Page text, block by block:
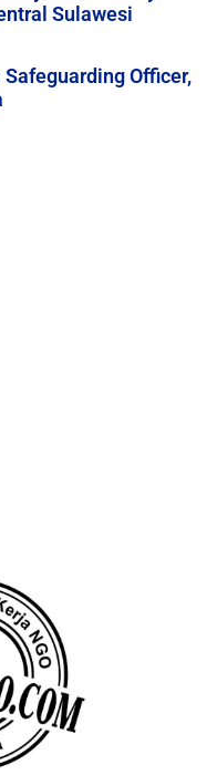
Sulawesi
Officer,